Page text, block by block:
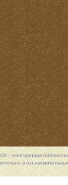
- электронная
в